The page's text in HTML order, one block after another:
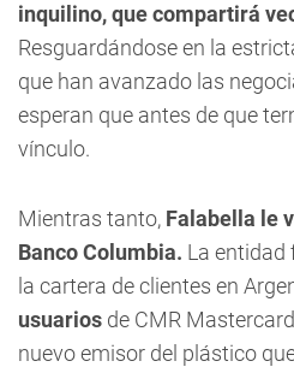
inquilino, que compartirá
Resguardándose en la
que han avanzado las
esperan que antes de que
vínculo.
Mientras tanto, Falabella le
Banco Columbia. La entidad
la cartera de clientes en
usuarios de CMR
nuevo emisor del plástico